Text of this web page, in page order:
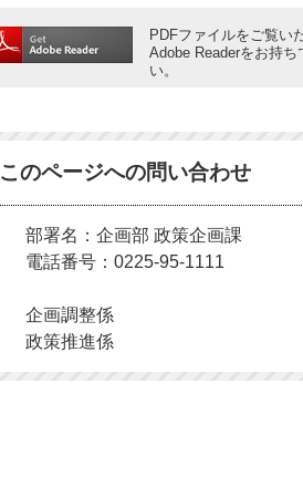
PDFファイルをご覧い
Adobe Readerをお持
い。
このページへの問い合わせ
部署名：企画部 政策企画課
電話番号：0225-95-1111
企画調整係
政策推進係